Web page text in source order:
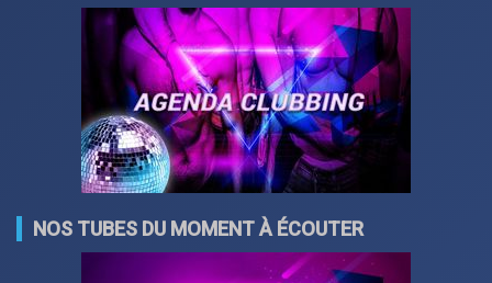
NOS TUBES DU MOMENT À ÉCOUTER